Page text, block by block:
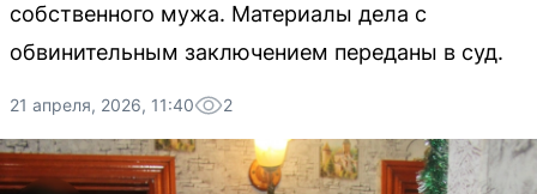
собственного мужа. Материалы дела с
обвинительным заключением переданы в суд.
21 апреля, 2026, 11:40 2